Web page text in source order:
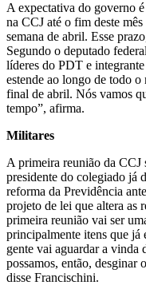
A expectativa do governo
na CCJ até o fim deste
semana de abril. Esse
Segundo o deputado
líderes do PDT e
estende ao longo de todo o
final de abril. Nós vamos
tempo”, afirma.
Militares
A primeira reunião da CCJ
presidente do colegiado já
reforma da Previdência
projeto de lei que altera as
primeira reunião vai ser
principalmente itens que já
gente vai aguardar a vinda
possamos, então, desginar
disse Francischini.